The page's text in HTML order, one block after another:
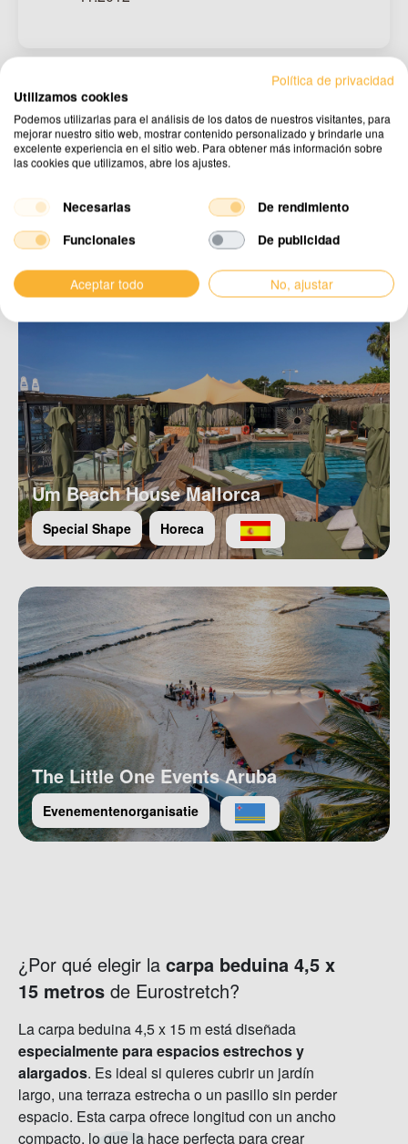
Descubre nuestros proyectos
realizados
Ver todos los proyectos
Um Beach House Mallorca
Special Shape Horeca
The Little One Events Aruba
Evenementenorganisatie
¿Por qué elegir la carpa beduina 4,5 x
15 metros de Eurostretch?
La carpa beduina 4,5 x 15 m está diseñada
especialmente para espacios estrechos y
alargados. Es ideal si quieres cubrir un jardín
largo, una terraza estrecha o un pasillo sin perder
espacio. Esta carpa ofrece longitud con un ancho
compacto, lo que la hace perfecta para crear
Política de privacidad
Utilizamos cookies
Podemos utilizarlas para el análisis de los datos de nuestros visitantes, para
mejorar nuestro sitio web, mostrar contenido personalizado y brindarle una
excelente experiencia en el sitio web. Para obtener más información sobre
las cookies que utilizamos, abre los ajustes.
Necesarias
De rendimiento
Funcionales
De publicidad
Aceptar todo No, ajustar